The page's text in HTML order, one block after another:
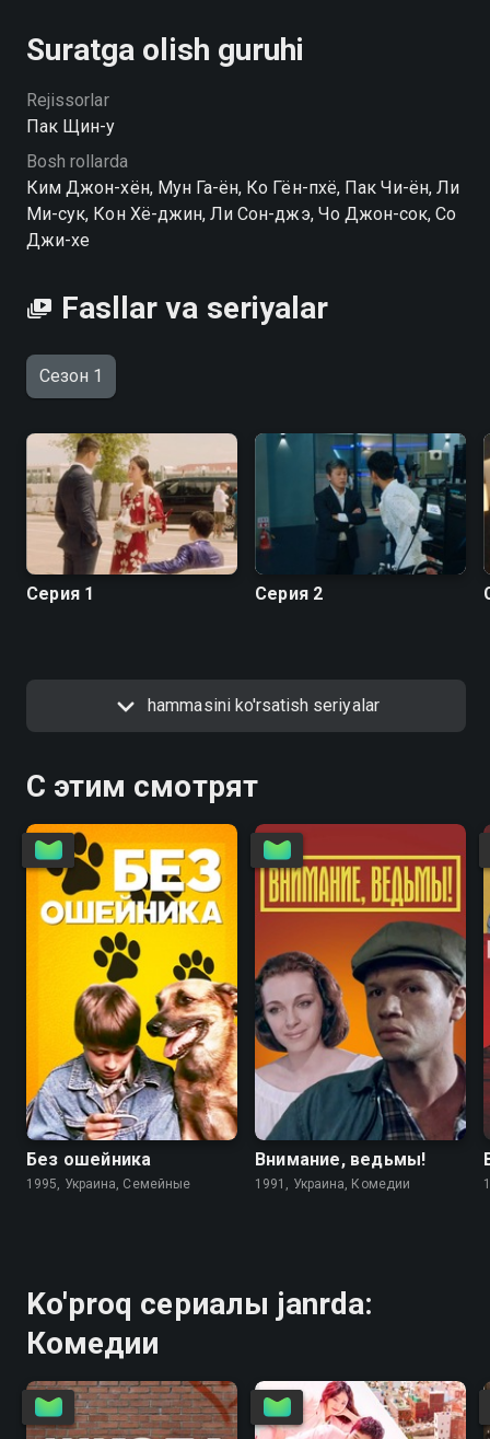
Suratga olish guruhi
Rejissorlar
Пак Щин-у
Bosh rollarda
Ким Джон-хён, Мун Га-ён, Ко Гён-пхё, Пак Чи-ён, Ли
Ми-сук, Кон Хё-джин, Ли Сон-джэ, Чо Джон-сок, Со
Джи-хе
Fasllar va seriyalar
Сезон 1
Серия 1 Серия 2
hammasini ko'rsatish seriyalar
С этим смотрят
6.7 4.6
Без ошейника
1995, Украина, Семейные
5.6
Внимание, ведьмы!
1991, Украина, Комедии
Ko'proq сериалы janrda:
Комедии